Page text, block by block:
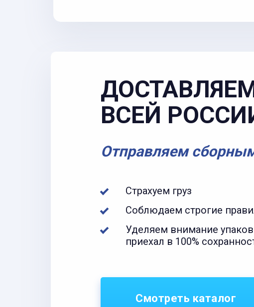
ВСЕЙ
Отправляем
Страхуем груз
Соблюдаем строгие
Уделяем внимание
приехал в 100%
Смотреть каталог